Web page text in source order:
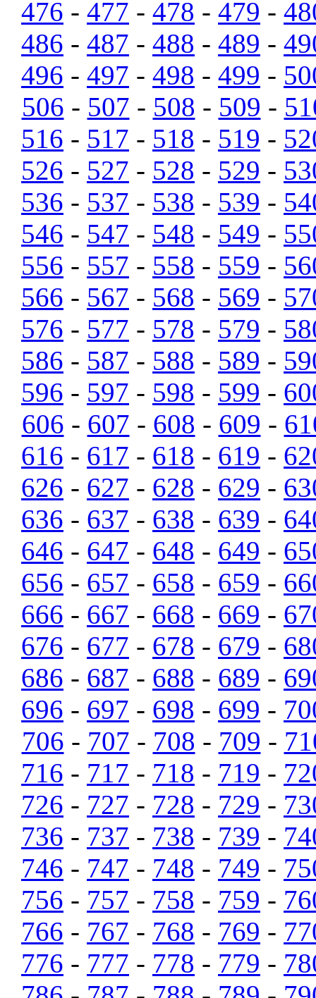
476 - 477 - 478 - 479 -
486 - 487 - 488 - 489 -
496 - 497 - 498 - 499 -
506 - 507 - 508 - 509 -
516 - 517 - 518 - 519 -
526 - 527 - 528 - 529 -
536 - 537 - 538 - 539 -
546 - 547 - 548 - 549 -
556 - 557 - 558 - 559 -
566 - 567 - 568 - 569 -
576 - 577 - 578 - 579 -
586 - 587 - 588 - 589 -
596 - 597 - 598 - 599 -
606 - 607 - 608 - 609 -
616 - 617 - 618 - 619 -
626 - 627 - 628 - 629 -
636 - 637 - 638 - 639 -
646 - 647 - 648 - 649 -
656 - 657 - 658 - 659 -
666 - 667 - 668 - 669 -
676 - 677 - 678 - 679 -
686 - 687 - 688 - 689 -
696 - 697 - 698 - 699 -
706 - 707 - 708 - 709 -
716 - 717 - 718 - 719 -
726 - 727 - 728 - 729 -
736 - 737 - 738 - 739 -
746 - 747 - 748 - 749 -
756 - 757 - 758 - 759 -
766 - 767 - 768 - 769 -
776 - 777 - 778 - 779 -